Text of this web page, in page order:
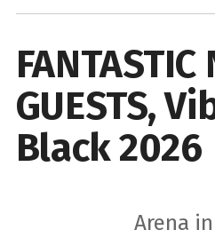
FANTASTIC
GUESTS,
Black 2026
Arena